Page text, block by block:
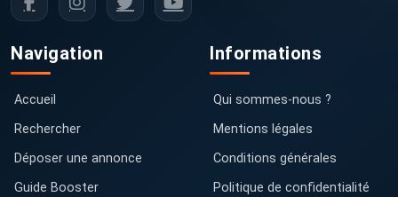
Navigation
Accueil
Rechercher
Déposer une annonce
Guide Booster
Informations
Qui sommes-nous ?
Mentions légales
Conditions générales
Politique de confidentialité